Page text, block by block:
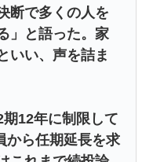
断で多くの人を
」と語った。家
いい、声を詰ま
12年に制限して
から任期延長を求